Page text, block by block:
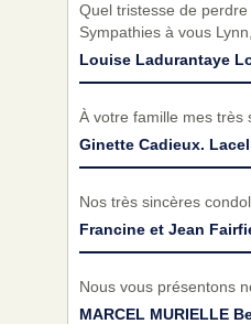
Quel tristesse de
Sympathies à vous
Louise Ladurantaye
À votre famille mes très
Ginette Cadieux.
Nos très sincères
Francine et Jean
Nous vous présentons
MARCEL MURIELLE